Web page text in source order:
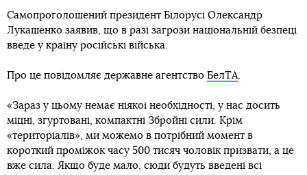
Самопроголошений президент Білорусі Олександр
Лукашенко заявив, що в разі загрози національній безпеці
введе у країну російські війська.
Про це повідомляє державне агентство БелТА.
«Зараз у цьому немає ніякої необхідності, у нас досить
міцні, згуртовані, компактні Збройні сили. Крім
«територіалів», ми можемо в потрібний момент в
короткий проміжок часу 500 тисяч чоловік призвати, а це
вже сила. Якщо буде мало, сюди будуть введені всі